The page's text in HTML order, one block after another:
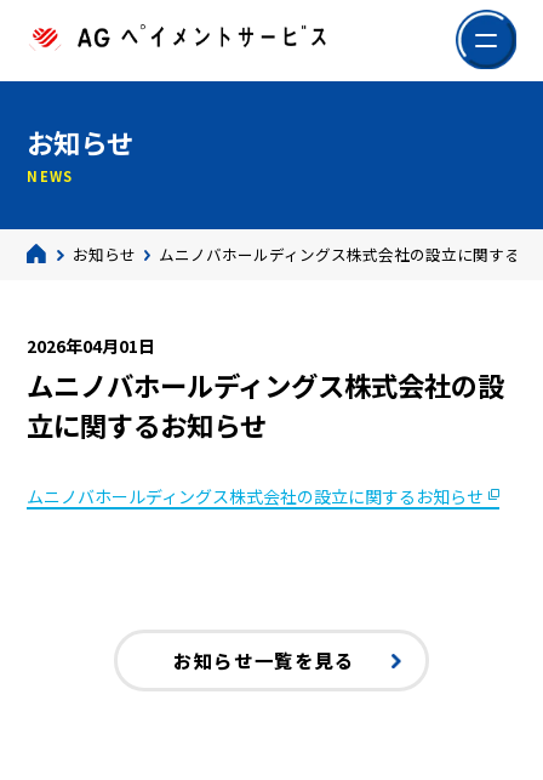
お知らせ
NEWS
お知らせ ムニノバホールディングス株式会社の設立に関するお
2026年04月01日
ムニノバホールディングス株式会社の設
立に関するお知らせ
ムニノバホールディングス株式会社の設立に関するお知らせ
お知らせ一覧を見る